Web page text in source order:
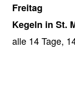
Freitag
Kegeln in St.
alle 14 Tage,